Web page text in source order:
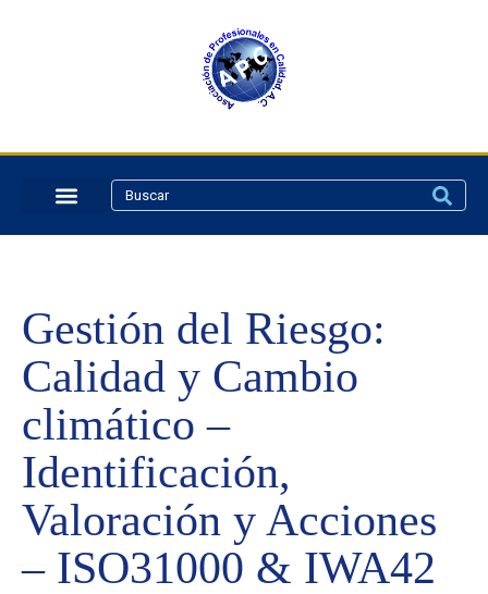
Gestión del Riesgo:
Calidad y Cambio
climático –
Identificación,
Valoración y Acciones
– ISO31000 & IWA42